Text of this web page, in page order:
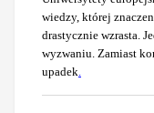
wiedzy, której
drastycznie wzrasta.
wyzwaniu. Zamiast
upadek.